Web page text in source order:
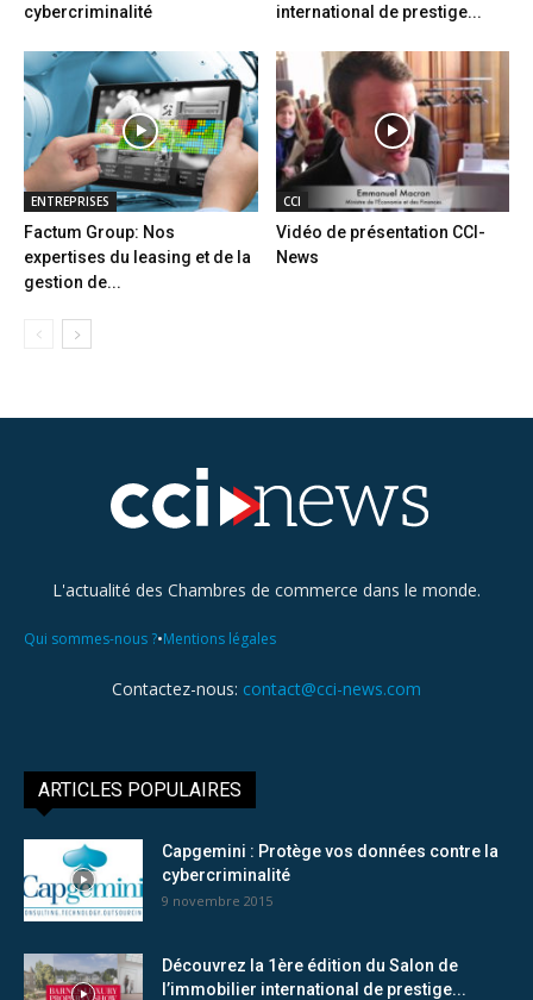
cybercriminalité
international de prestige...
ENTREPRISES
Factum Group: Nos
expertises du leasing et de la
gestion de...
CCI
Vidéo de présentation CCI-
News
L'actualité des Chambres de commerce dans le monde.
Qui sommes-nous ?•Mentions légales
Contactez-nous: contact@cci-news.com
ARTICLES POPULAIRES
Capgemini : Protège vos données contre la
cybercriminalité
9 novembre 2015
Découvrez la 1ère édition du Salon de
l’immobilier international de prestige...